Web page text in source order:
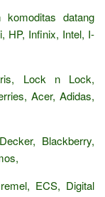
datang
HP, Infinix, Intel, I-
Lock n Lock,
Acer, Adidas,
Blackberry,
ECS, Digital